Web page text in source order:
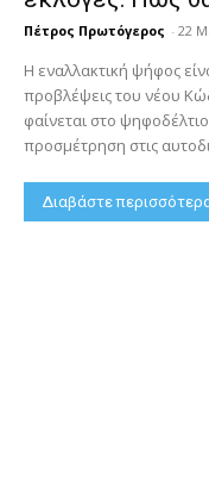
Πέτρος Πρωτόγερος - 22
Η εναλλακτική ψήφος
προβλέψεις του νέου
φαίνεται στο
προσμέτρηση στις
Διαβάστε